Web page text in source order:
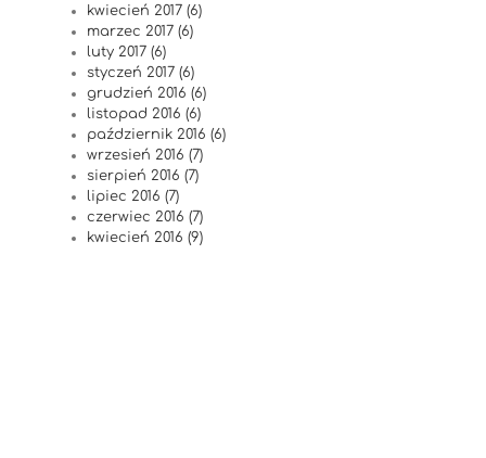
kwiecień 2017 (6)
marzec 2017 (6)
luty 2017 (6)
styczeń 2017 (6)
grudzień 2016 (6)
listopad 2016 (6)
październik 2016 (6)
wrzesień 2016 (7)
sierpień 2016 (7)
lipiec 2016 (7)
czerwiec 2016 (7)
kwiecień 2016 (9)